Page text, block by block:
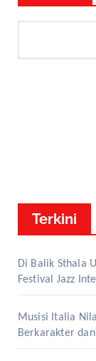
Terkini
Di Balik Sthala
Festival Jazz
Musisi Italia
Berkarakter